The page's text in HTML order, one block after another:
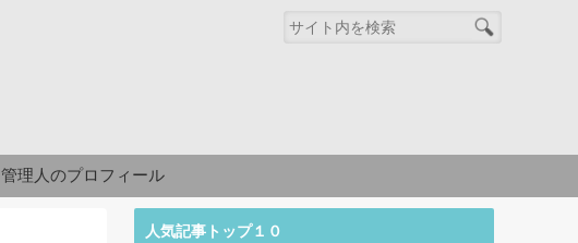
管理人のプロフィール
人気記事トップ１０